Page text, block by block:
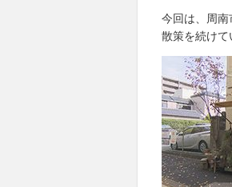
今回は、周南
散策を続けて